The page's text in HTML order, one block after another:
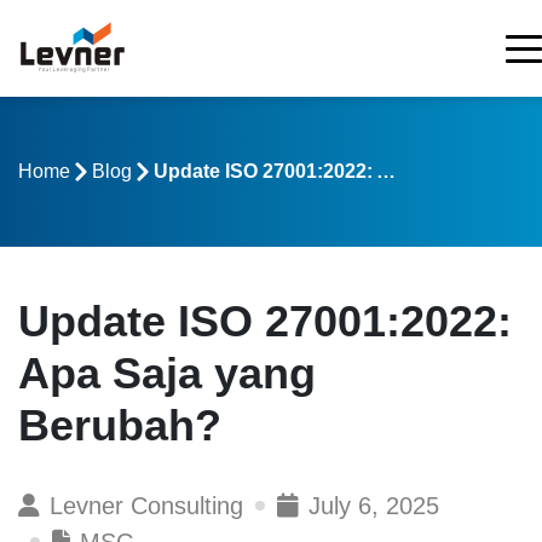
Home Blog Update ISO 27001:2022: Apa Saja yang Berubah?
Update ISO 27001:2022:
Apa Saja yang
Berubah?
Levner Consulting
July 6, 2025